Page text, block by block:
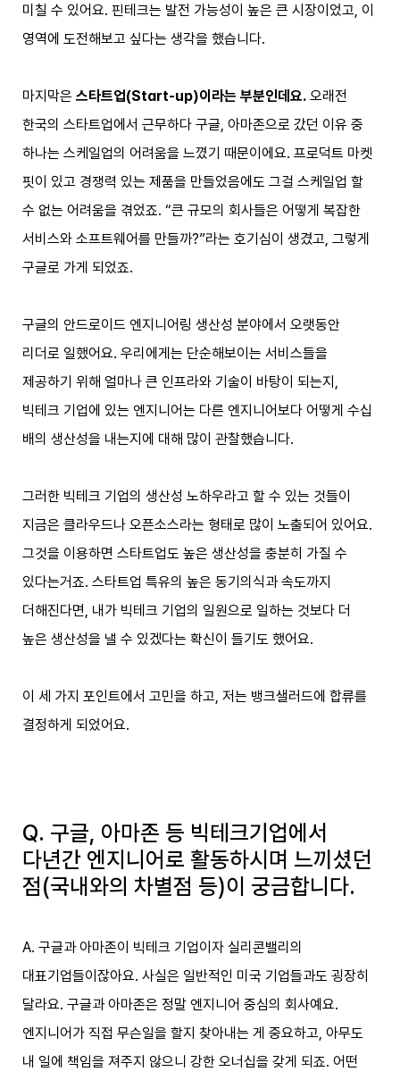
미칠 수 있어요. 핀테크는 발전 가능성이 높은 큰 시장이었고, 이
영역에 도전해보고 싶다는 생각을 했습니다.
마지막은 스타트업(Start-up)이라는 부분인데요. 오래전
한국의 스타트업에서 근무하다 구글, 아마존으로 갔던 이유 중
하나는 스케일업의 어려움을 느꼈기 때문이에요. 프로덕트 마켓
핏이 있고 경쟁력 있는 제품을 만들었음에도 그걸 스케일업 할
수 없는 어려움을 겪었죠. “큰 규모의 회사들은 어떻게 복잡한
서비스와 소프트웨어를 만들까?”라는 호기심이 생겼고, 그렇게
구글로 가게 되었죠.
구글의 안드로이드 엔지니어링 생산성 분야에서 오랫동안
리더로 일했어요. 우리에게는 단순해보이는 서비스들을
제공하기 위해 얼마나 큰 인프라와 기술이 바탕이 되는지,
빅테크 기업에 있는 엔지니어는 다른 엔지니어보다 어떻게 수십
배의 생산성을 내는지에 대해 많이 관찰했습니다.
그러한 빅테크 기업의 생산성 노하우라고 할 수 있는 것들이
지금은 클라우드나 오픈소스라는 형태로 많이 노출되어 있어요.
그것을 이용하면 스타트업도 높은 생산성을 충분히 가질 수
있다는거죠. 스타트업 특유의 높은 동기의식과 속도까지
더해진다면, 내가 빅테크 기업의 일원으로 일하는 것보다 더
높은 생산성을 낼 수 있겠다는 확신이 들기도 했어요.
이 세 가지 포인트에서 고민을 하고, 저는 뱅크샐러드에 합류를
결정하게 되었어요.
Q. 구글, 아마존 등 빅테크기업에서
다년간 엔지니어로 활동하시며 느끼셨던
점(국내와의 차별점 등)이 궁금합니다.
A. 구글과 아마존이 빅테크 기업이자 실리콘밸리의
대표기업들이잖아요. 사실은 일반적인 미국 기업들과도 굉장히
달라요. 구글과 아마존은 정말 엔지니어 중심의 회사예요.
엔지니어가 직접 무슨일을 할지 찾아내는 게 중요하고, 아무도
내 일에 책임을 져주지 않으니 강한 오너십을 갖게 되죠. 어떤